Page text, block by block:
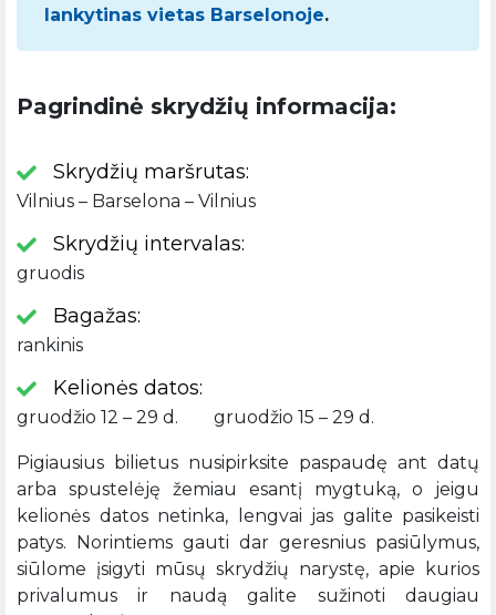
lankytinas vietas Barselonoje.
Pagrindinė skrydžių informacija:
Skrydžių maršrutas:
Vilnius – Barselona – Vilnius
Skrydžių intervalas:
gruodis
Bagažas:
rankinis
Kelionės datos:
gruodžio 12 – 29 d. gruodžio 15 – 29 d.
Pigiausius bilietus nusipirksite paspaudę ant datų
arba spustelėję žemiau esantį mygtuką, o jeigu
kelionės datos netinka, lengvai jas galite pasikeisti
patys. Norintiems gauti dar geresnius pasiūlymus,
siūlome įsigyti mūsų skrydžių narystę, apie kurios
privalumus ir naudą galite sužinoti daugiau